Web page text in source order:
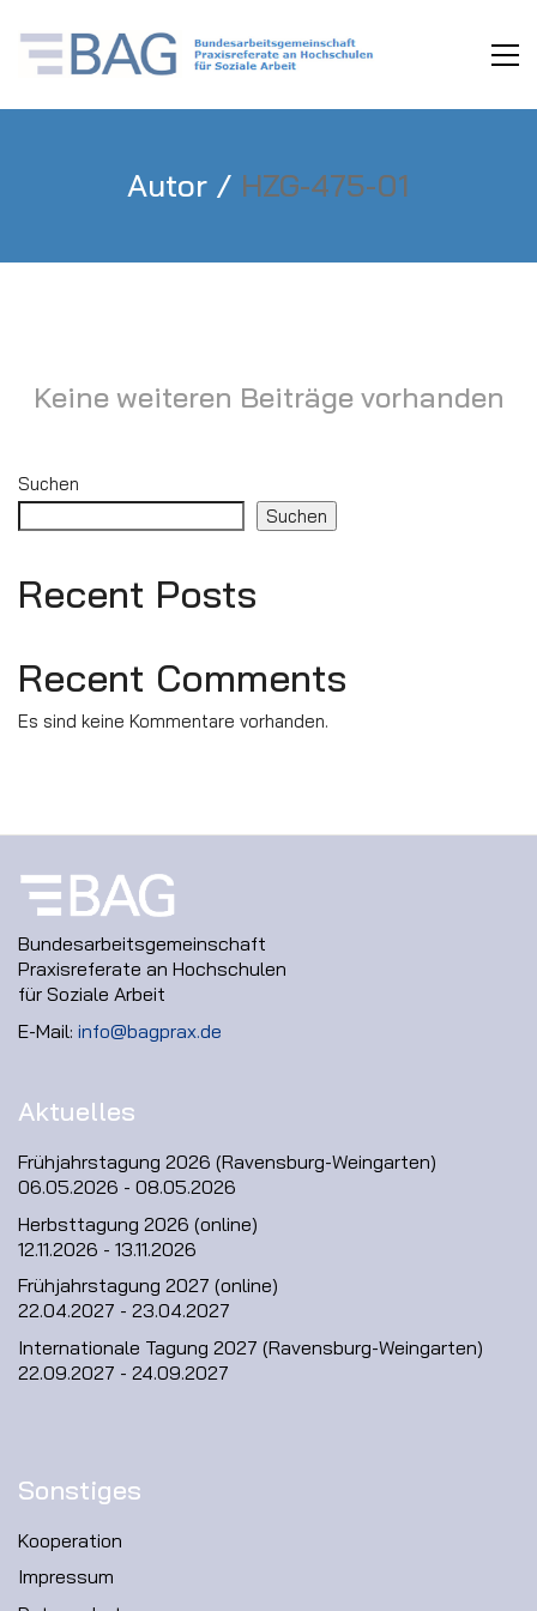
Autor / HZG-475-01
Keine weiteren Beiträge vorhanden
Suchen
Suchen
Recent Posts
Recent Comments
Es sind keine Kommentare vorhanden.
Bundesarbeitsgemeinschaft
Praxisreferate an Hochschulen
für Soziale Arbeit
E-Mail: info@bagprax.de
Aktuelles
Frühjahrstagung 2026 (Ravensburg-Weingarten)
06.05.2026 - 08.05.2026
Herbsttagung 2026 (online)
12.11.2026 - 13.11.2026
Frühjahrstagung 2027 (online)
22.04.2027 - 23.04.2027
Internationale Tagung 2027 (Ravensburg-Weingarten)
22.09.2027 - 24.09.2027
Sonstiges
Kooperation
Impressum